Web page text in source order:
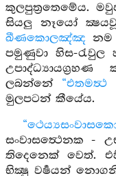
කුලපුත්‍රතෙමේය.
සියලු නෑයෝ
ඛීණකොලඤ්ඤ නම
පමුණුවා හිස-
උපාද්ධ්‍යායග්‍රහණ
ලබන්නේ
මුලපටන් කීයේය.
සංවාසත්‍ථෙනක -
තිදෙනෙක් වෙත්.
භික්‍ෂු වර්‍ෂයන්